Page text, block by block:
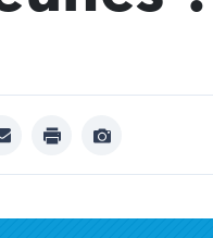
mail print
Afficher